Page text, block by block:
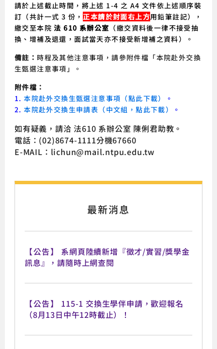
請於上述截止時間，將上述 1-4 之 A4 文件依上述順序裝
訂（共計一式 3 份，正本請於封面右上方用鉛筆註記），
繳交至本院法 610 系辦公室 （繳交資料後一律不接受抽
換、增補及退還，面試當天亦不接受新增補之資料）。
備註： 時程及其他注意事項，請參附件檔「本院赴外交換
生甄選注意事項」。
附件檔：
1.本院赴外交換生甄選注意事項（點此下載）
。
2.本院赴外交換生申請表（中文組，點此下載） 。
如有疑義，請洽 法610 系辦公室 陳俐君助教。
電話：(02)8674-1111分機67660
E-MAIL：lichun@mail.ntpu.edu.tw
最新消息
【公告】
系網頁陸續新增『徵才/實習/獎學金
訊息』，請隨時上網查閱
【公告】
115-1 交換生學伴申請，歡迎報名
（8月13日中午12時截止）！